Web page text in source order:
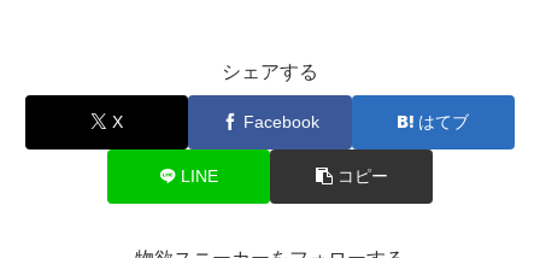
シェアする
X Facebook はてブ
LINE コピー